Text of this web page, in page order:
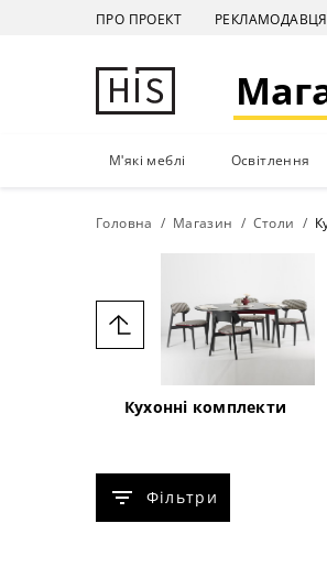
ПРО ПРОЕКТ
М'які меблі Освітлення
Головна Магазин Столи
Кухонні комплекти
Фільтри